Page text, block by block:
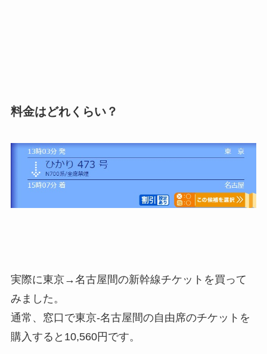
料金はどれくらい？
実際に東京→名古屋間の新幹線チケットを買って
みました。
通常、窓口で東京-名古屋間の自由席のチケットを
購入すると 10,560円です。